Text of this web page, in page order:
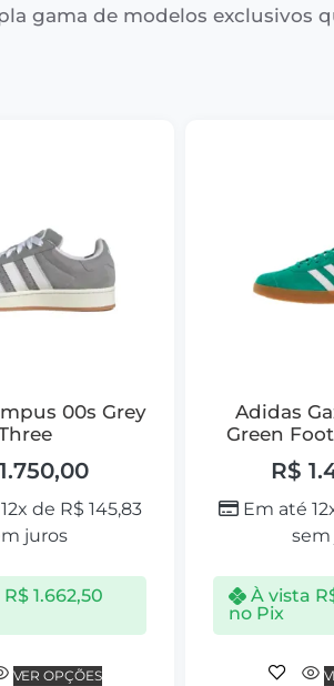
gama de modelos exclusivos
00s Grey
1.750,00
de R$ 145,83
juros
R$1.662,50
VER OPÇÕES
Adidas
Green
R$
Em até
sem
À vista
no Pix